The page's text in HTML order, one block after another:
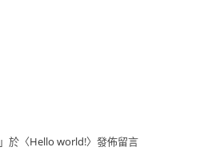
」於〈Hello world!〉發佈留言